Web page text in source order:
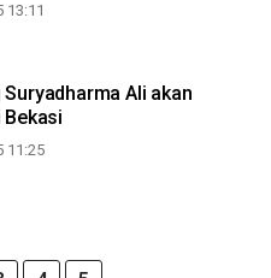
13:11
Ali akan
11:25